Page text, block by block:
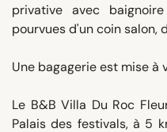
privative avec
pourvues d'un coin salon,
Une bagagerie est mise
Le B&B Villa Du Roc
Palais des festivals, à 5